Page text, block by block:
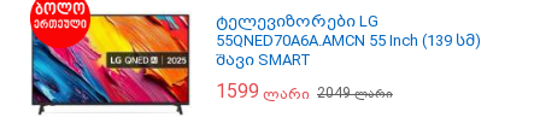
ტელევიზორები LG
55QNED70A6A.AMCN 55 Inch (139 სმ)
შავი SMART
1599 ლარი 2049ლარი